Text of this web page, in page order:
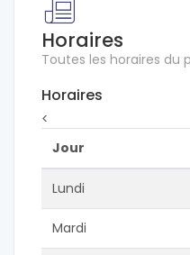
Horaires
Toutes les horaires du
Horaires
<
Jour
Lundi
Mardi